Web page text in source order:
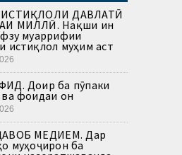
ДАВЛАТӢ
МИЛЛӢ. Нақши ин
муаррифии
истиқлол муҳим аст
Доир ба пӯпаки
фоидаи он
МЕДИҲЕМ. Дар
муҳоҷирон ба